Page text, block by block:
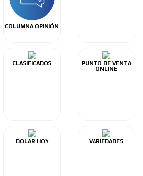
COLUMNA OPINIÓN
CLASIFICADOS
PUNTO DE VENTA
ONLINE
DOLAR HOY VARIEDADES